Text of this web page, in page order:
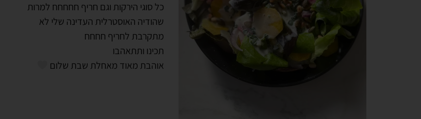
כל סוגי הירקות וגם חריף חחחחח למרות
שהודיה האוסטרלית העדינה שלי לא
מתקרבת לחריף חחחח
תכינו ותתאהבו
אוהבת מאוד מאחלת שבת שלום